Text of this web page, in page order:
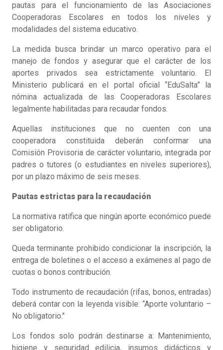
pautas para el funcionamiento de las Asociaciones
Cooperadoras Escolares en todos los niveles y
modalidades del sistema educativo.
La medida busca brindar un marco operativo para el
manejo de fondos y asegurar que el carácter de los
aportes privados sea estrictamente voluntario. El
Ministerio publicará en el portal oficial “EduSalta” la
nómina actualizada de las Cooperadoras Escolares
legalmente habilitadas para recaudar fondos.
Aquellas instituciones que no cuenten con una
cooperadora constituida deberán conformar una
Comisión Provisoria de carácter voluntario, integrada por
padres o tutores (o estudiantes en niveles superiores),
por un plazo máximo de seis meses.
Pautas estrictas para la recaudación
La normativa ratifica que ningún aporte económico puede
ser obligatorio.
Queda terminante prohibido condicionar la inscripción, la
entrega de boletines o el acceso a exámenes al pago de
cuotas o bonos contribución.
Todo instrumento de recaudación (rifas, bonos, entradas)
deberá contar con la leyenda visible: “Aporte voluntario –
No obligatorio."
Los fondos solo podrán destinarse a: Mantenimiento,
higiene y seguridad edilicia, insumos didácticos y